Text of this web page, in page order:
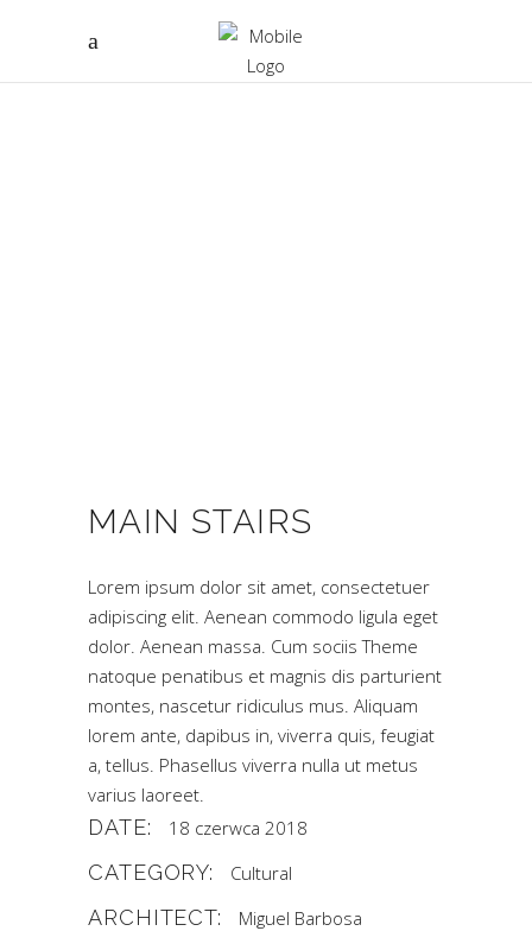
MAIN STAIRS
Lorem ipsum dolor sit amet, consectetuer
adipiscing elit. Aenean commodo ligula eget
dolor. Aenean massa. Cum sociis Theme
natoque penatibus et magnis dis parturient
montes, nascetur ridiculus mus. Aliquam
lorem ante, dapibus in, viverra quis, feugiat
a, tellus. Phasellus viverra nulla ut metus
varius laoreet.
DATE: 18 czerwca 2018
CATEGORY: Cultural
ARCHITECT: Miguel Barbosa